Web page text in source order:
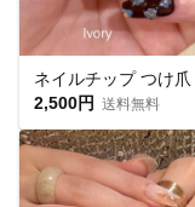
2,500円 送料無料